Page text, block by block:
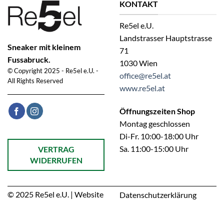
Sneaker mit kleinem
Fussabruck.
© Copyright 2025 - Re5el e.U. -
All Rights Reserved
Öffnet ein Dialogfenster mit dem Formular zur Online-
VERTRAG
WIDERRUFEN
KONTAKT
Re5el e.U.
Landstrasser Hauptstrasse
71
1030 Wien
office@re5el.at
www.re5el.at
Öffnungszeiten Shop
Montag geschlossen
Di-Fr. 10:00-18:00 Uhr
Sa. 11:00-15:00 Uhr
© 2025 Re5el e.U. | Website
Datenschutzerklärung